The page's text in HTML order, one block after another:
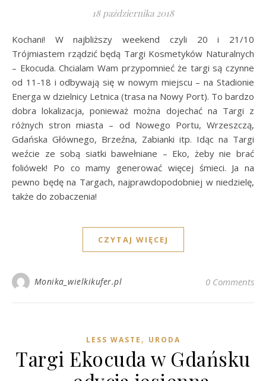
18 października 2018
Kochani! W najbliższy weekend czyli 20 i 21/10
Trójmiastem rządzić będą Targi Kosmetyków Naturalnych
– Ekocuda. Chcialam Wam przypomnieć że targi są czynne
od 11-18 i odbywają się w nowym miejscu – na Stadionie
Energa w dzielnicy Letnica (trasa na Nowy Port). To bardzo
dobra lokalizacja, ponieważ można dojechać na Targi z
różnych stron miasta – od Nowego Portu, Wrzeszczą,
Gdańska Głównego, Brzeźna, Zabianki itp. Idąc na Targi
weźcie ze sobą siatki bawełniane – Eko, żeby nie brać
foliówek! Po co mamy generować więcej śmieci. Ja na
pewno będę na Targach, najprawdopodobniej w niedzielę,
także do zobaczenia!
CZYTAJ WIĘCEJ
Monika_wielkikufer.pl 0 Comments
LESS WASTE , URODA
Targi Ekocuda w Gdańsku